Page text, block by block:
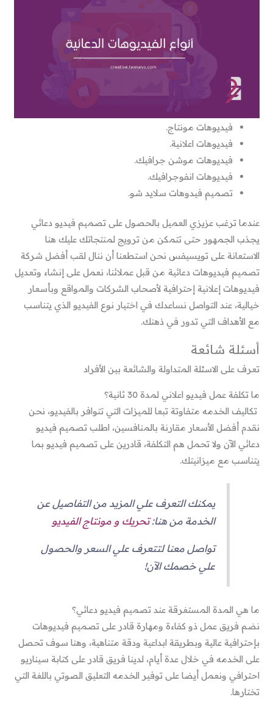
فيديوهات مونتاج.
فيديوهات اعلانية.
فيديوهات موشن جرافيك.
فيديوهات انفوجرافيك.
تصميم فيدوهات سلايد شو.
عندما ترغب عزيزي العميل بالحصول على تصميم فيديو دعائي
يجذب الجمهور حتى تتمكن من ترويج لمنتجاتك عليك هنا
الاستعانة على تويسيفس نحن استطعنا أن ننال لقب أفضل شركة
تصميم فيديوهات دعائية من قبل عملائنا، نعمل على إنشاء وتعديل
فيديوهات إعلانية إحترافية لأصحاب الشركات والمواقع وبأسعار
خيالية، عند التواصل نساعدك في اختيار نوع الفيديو الذي يتناسب
مع الأهداف التي تدور في ذهنك.
أسئلة شائعة
تعرف على الاسئلة المتداولة والشائعة بين الأفراد
ما تكلفة عمل فيديو اعلاني لمدة 30 ثانية؟
تكاليف الخدمه متفاوتة تبعا للميزات التي تتوافر بالفيديو، نحن
نقدم أفضل الأسعار مقارنة بالمنافسين، اطلب تصميم فيديو
دعائي الآن ولا تحمل هم التكلفة، قادرين على تصميم فيديو بما
يتناسب مع ميزانيتك.
يمكنك التعرف علي المزيد من التفاصيل عن
الخدمة من هنا:تحريك و مونتاج الفيديو
تواصل معنا لتتعرف علي السعر والحصول
علي خصمك الآن!
ما هي المدة المستغرقة عند تصميم فيديو دعائي؟
نضم فريق عمل ذو كفاءة ومهارة قادر على تصميم فيديوهات
بإحترافية عالية وبطريقة ابداعية ودقة متناهية، وهنا سوف تحصل
على الخدمه في خلال عدة أيام، لدينا فريق قادر على كتابة سيناريو
احترافي ونعمل أيضا على توفير الخدمه التعليق الصوتي باللغة التي
تختارها.